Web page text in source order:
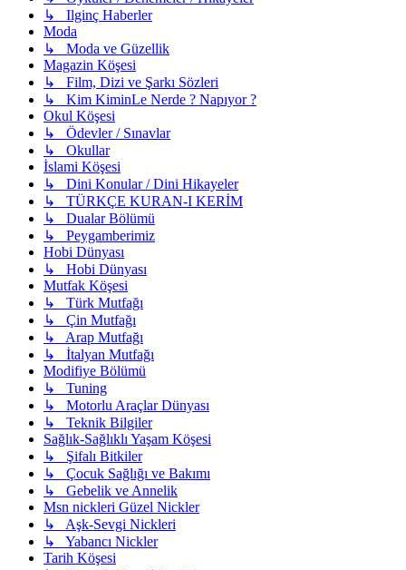
↳ Ilginç Haberler
Moda
↳ Moda ve Güzellik
Magazin Köşesi
↳ Film, Dizi ve Şarkı Sözleri
↳ Kim KiminLe Nerde ? Napıyor ?
Okul Köşesi
↳ Ödevler / Sınavlar
↳ Okullar
İslami Köşesi
↳ Dini Konular / Dini Hikayeler
↳ TÜRKÇE KURAN-I KERİM
↳ Dualar Bölümü
↳ Peygamberimiz
Hobi Dünyası
↳ Hobi Dünyası
Mutfak Köşesi
↳ Türk Mutfağı
↳ Çin Mutfağı
↳ Arap Mutfağı
↳ İtalyan Mutfağı
Modifiye Bölümü
↳ Tuning
↳ Motorlu Araçlar Dünyası
↳ Teknik Bilgiler
Sağlık-Sağlıklı Yaşam Köşesi
↳ Şifalı Bitkiler
↳ Çocuk Sağlığı ve Bakımı
↳ Gebelik ve Annelik
Msn nickleri Güzel Nickler
↳ Aşk-Sevgi Nickleri
↳ Yabancı Nickler
Tarih Köşesi